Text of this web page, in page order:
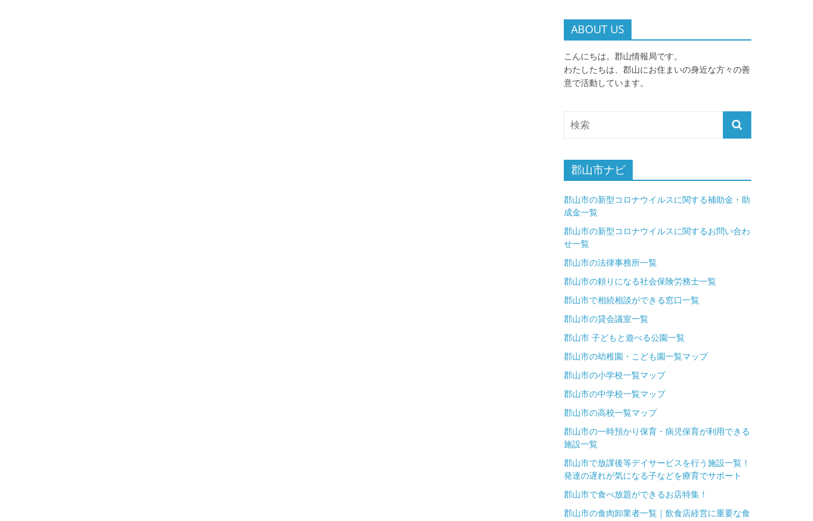
ABOUT US
こんにちは。郡山情報局です。
わたしたちは、郡山にお住まいの身近な方々の善
意で活動しています。
郡山市ナビ
郡山市の新型コロナウイルスに関する補助金・助
成金一覧
郡山市の新型コロナウイルスに関するお問い合わ
せ一覧
郡山市の法律事務所一覧
郡山市の頼りになる社会保険労務士一覧
郡山市で相続相談ができる窓口一覧
郡山市の貸会議室一覧
郡山市 子どもと遊べる公園一覧
郡山市の幼稚園・こども園一覧マップ
郡山市の小学校一覧マップ
郡山市の中学校一覧マップ
郡山市の高校一覧マップ
郡山市の一時預かり保育・病児保育が利用できる
施設一覧
郡山市で放課後等デイサービスを行う施設一覧！
発達の遅れが気になる子などを療育でサポート
郡山市で食べ放題ができるお店特集！
郡山市の食肉卸業者一覧｜飲食店経営に重要な食